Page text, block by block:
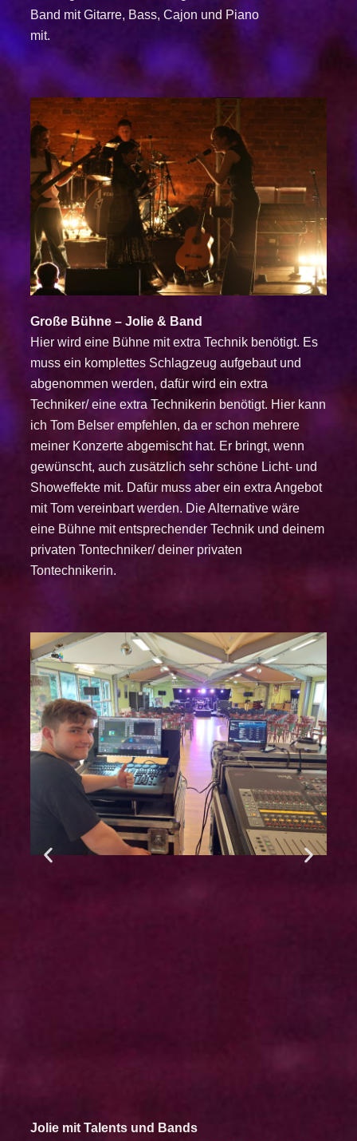
Band mit Gitarre, Bass, Cajon und Piano
mit.
Große Bühne – Jolie & Band
Hier wird eine Bühne mit extra Technik benötigt. Es
muss ein komplettes Schlagzeug aufgebaut und
abgenommen werden, dafür wird ein extra
Techniker/ eine extra Technikerin benötigt. Hier kann
ich Tom Belser empfehlen, da er schon mehrere
meiner Konzerte abgemischt hat. Er bringt, wenn
gewünscht, auch zusätzlich sehr schöne Licht- und
Showeffekte mit. Dafür muss aber ein extra Angebot
mit Tom vereinbart werden. Die Alternative wäre
eine Bühne mit entsprechender Technik und deinem
privaten Tontechniker/ deiner privaten
Tontechnikerin.
Jolie mit Talents und Bands